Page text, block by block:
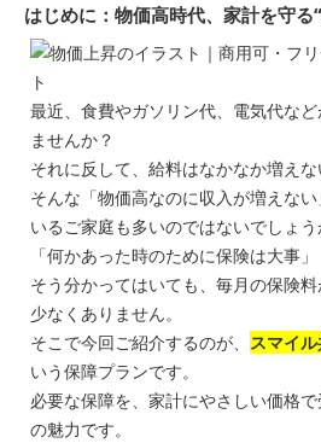
はじめに：物価高時代、家計を守る
最近、食費やガソリン代、電気代な
ませんか？
それに反して、給料はなかなか増えな
そんな「物価高なのに収入が増えな
いるご家庭も多いのではないでしょう
「何かあった時のために保険は大事」
そう分かってはいても、毎月の保険
少なくありません。
そこで今回ご紹介するのが、 スマイル
いう保障プランです。
必要な保障を、家計にやさしい価格
の魅力です。